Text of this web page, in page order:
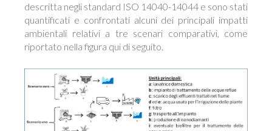
descritta negli standard ISO 14040-14044 e sono stati
quantificati e confrontati alcuni dei principali impatti
ambientali relativi a tre scenari comparativi, come
riportato nella figura qui di seguito.